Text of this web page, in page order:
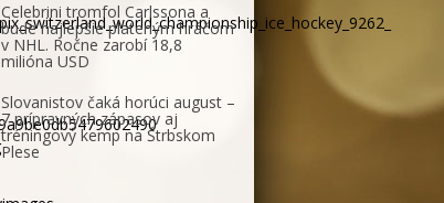
Celebrini tromfol Carlssona a
bude najlepšie plateným hráčom
v NHL. Ročne zarobí 18,8
milióna USD
Slovanistov čaká horúci august –
7 prípravných zápasov aj
tréningový kemp na Štrbskom
Plese